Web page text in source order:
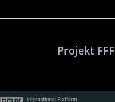
Projekt FFF